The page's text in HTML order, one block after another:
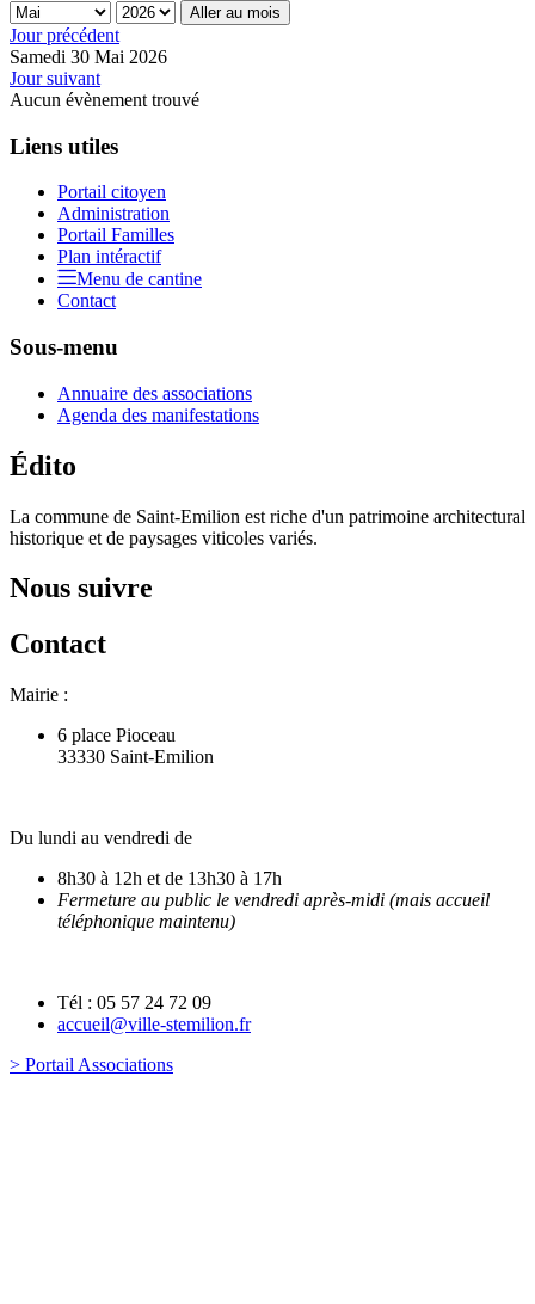
Aller au mois
Jour précédent
Samedi 30 Mai 2026
Jour suivant
Aucun évènement trouvé
Liens utiles
Portail citoyen
Administration
Portail Familles
Plan intéractif
Menu de cantine
Contact
Sous-menu
Annuaire des associations
Agenda des manifestations
Édito
La commune de Saint-Emilion est riche d'un patrimoine architectural
historique et de paysages viticoles variés.
Nous suivre
Contact
Mairie :
6 place Pioceau
33330 Saint-Emilion
Du lundi au vendredi de
8h30 à 12h et de 13h30 à 17h
Fermeture au public le vendredi après-midi (mais accueil
téléphonique maintenu)
Tél : 05 57 24 72 09
accueil@ville-stemilion.fr
> Portail Associations